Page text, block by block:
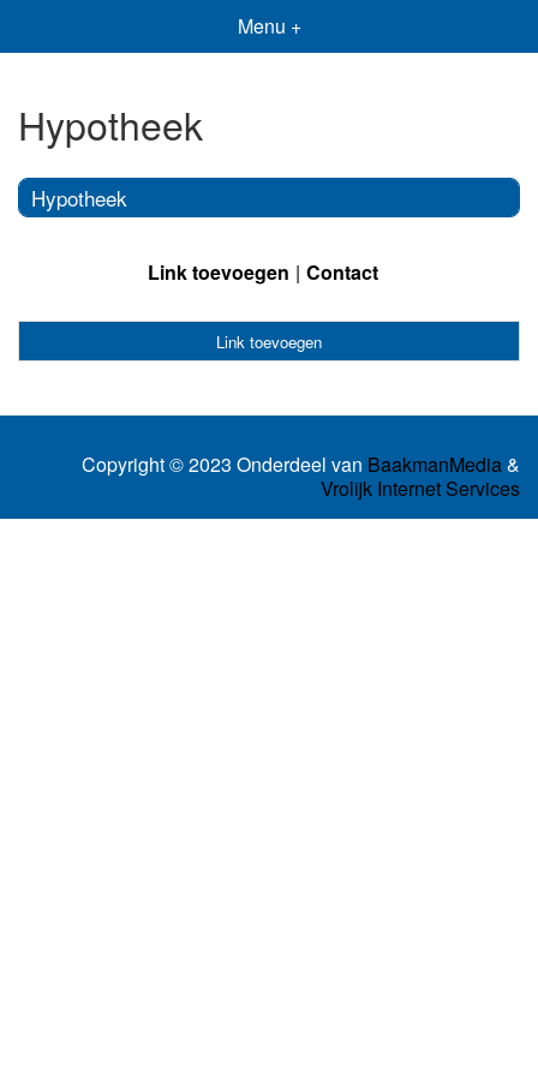
Menu +
Hypotheek
Hypotheek
Link toevoegen Contact
Link toevoegen
Copyright © 2023 Onderdeel van BaakmanMedia&
Vrolijk Internet Services